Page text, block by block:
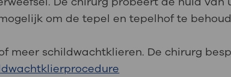
om de tepel en tepelhof te
meer schildwachtklieren. De chirurg